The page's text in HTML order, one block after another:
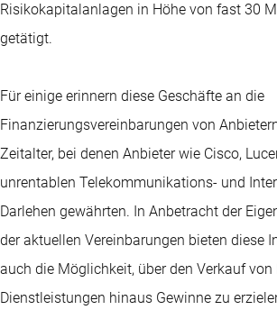
Risikokapitalanlagen in Höhe von fast 30
getätigt.
Für einige erinnern diese Geschäfte an die
Finanzierungsvereinbarungen von
Zeitalter, bei denen Anbieter wie Cisco,
unrentablen Telekommunikations- und
Darlehen gewährten. In Anbetracht der
der aktuellen Vereinbarungen bieten diese
auch die Möglichkeit, über den Verkauf von
Dienstleistungen hinaus Gewinne zu